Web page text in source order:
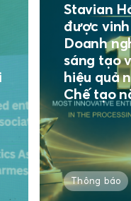
Stavian Hóa
được vinh danh
Doanh nghiệp
sáng tạo và
hiệu quả ngành
Chế tạo năm
Thông báo